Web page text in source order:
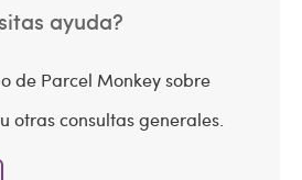
ayuda?
de Parcel Monkey sobre
otras consultas generales.